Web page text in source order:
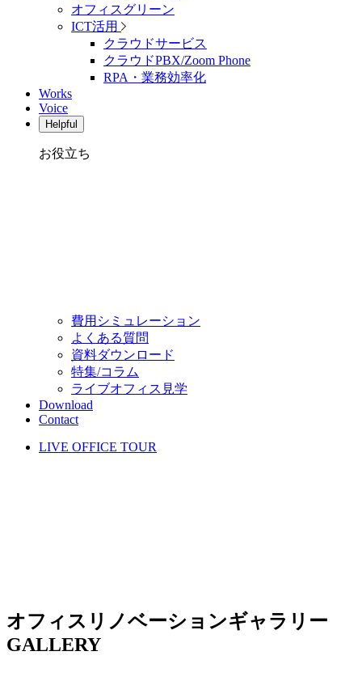
オフィスグリーン
ICT活用
クラウドサービス
クラウドPBX/Zoom Phone
RPA・業務効率化
Works
Voice
Helpful
お役立ち
費用シミュレーション
よくある質問
資料ダウンロード
特集/コラム
ライブオフィス見学
Download
Contact
LIVE OFFICE TOUR
オフィスリノベーションギャラリー
GALLERY